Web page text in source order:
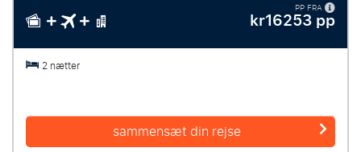
PP FRA
kr16253 pp
2 nætter
sammensæt din rejse